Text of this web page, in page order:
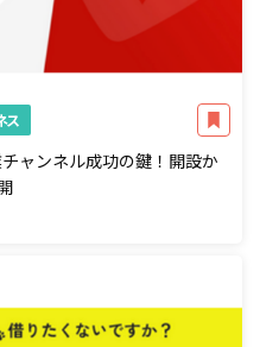
ス
ャンネル成功の鍵！開設か